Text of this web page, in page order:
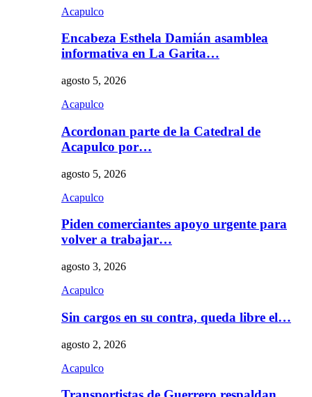
Acapulco
Encabeza Esthela Damián asamblea
informativa en La Garita…
agosto 5, 2026
Acapulco
Acordonan parte de la Catedral de
Acapulco por…
agosto 5, 2026
Acapulco
Piden comerciantes apoyo urgente para
volver a trabajar…
agosto 3, 2026
Acapulco
Sin cargos en su contra, queda libre el…
agosto 2, 2026
Acapulco